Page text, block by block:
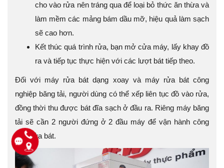
cho vào rửa nên tráng qua để loại bỏ thức ăn thừa và
làm mềm các mảng bám dầu mỡ, hiệu quả làm sạch
sẽ cao hơn.
Kết thúc quá trình rửa, bạn mở cửa máy, lấy khay đồ
ra và tiếp tục thực hiện với các lượt bát tiếp theo.
Đối với máy rửa bát dạng xoay và máy rửa bát công
nghiệp băng tải, người dùng có thể xếp liên tục đồ vào rửa,
đồng thời thu được bát đĩa sạch ở đầu ra. Riêng máy băng
tải sẽ cần 2 người đứng ở 2 đầu máy để vận hành công
việc rửa bát.